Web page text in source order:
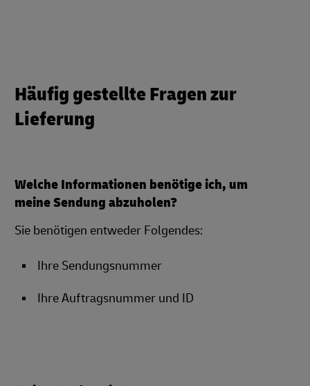
Häufig gestellte Fragen zur
Lieferung
Welche Informationen benötige ich, um
meine Sendung abzuholen?
Sie benötigen entweder Folgendes:
Ihre Sendungsnummer
Ihre Auftragsnummer und ID